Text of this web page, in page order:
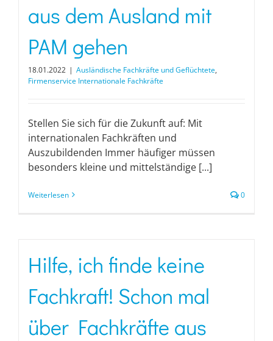
aus dem Ausland mit
PAM gehen
18.01.2022 | Ausländische Fachkräfte und Geflüchtete,
Firmenservice Internationale Fachkräfte
Stellen Sie sich für die Zukunft auf: Mit
internationalen Fachkräften und
Auszubildenden Immer häufiger müssen
besonders kleine und mittelständige [...]
Weiterlesen 0
Hilfe, ich finde keine
Fachkraft! Schon mal
über Fachkräfte aus